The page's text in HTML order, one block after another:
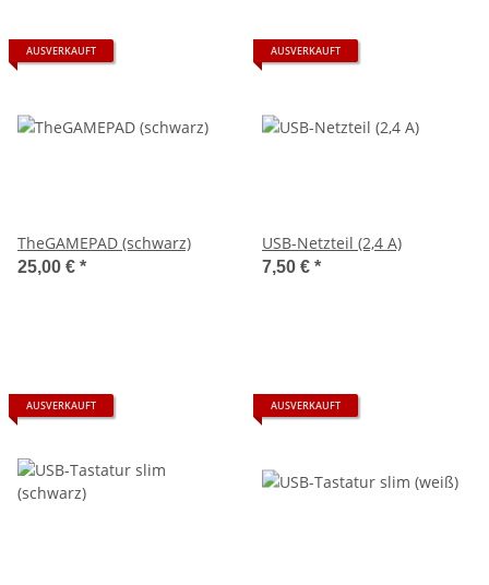
AUSVERKAUFT
TheGAMEPAD (schwarz)
25,00 € *
AUSVERKAUFT
USB-Netzteil (2,4 A)
7,50 € *
AUSVERKAUFT AUSVERKAUFT